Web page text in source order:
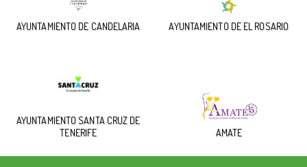
AYUNTAMIENTO DE CANDELARIA AYUNTAMIENTO DE EL ROSARIO
AYUNTAMIENTO SANTA CRUZ DE
TENERIFE
AMATE